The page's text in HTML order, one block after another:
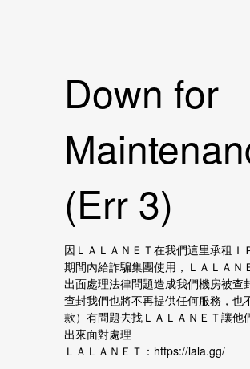
Down for
(Err 3)
因ＬＡＬＡＮＥＴ在我們這里承租Ｉ
期間內給詐騙集團使用，ＬＡＬＡＮ
出面處理法律問題造成我們機房被查
查封我們也將不再提供任何服務，也
款）有問題去找ＬＡＬＡＮＥＴ讓他
出來面對處理
ＬＡＬＡＮＥＴ：https://lala.gg/